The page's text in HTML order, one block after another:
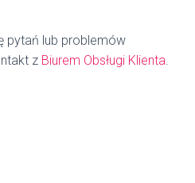
pytań lub problemów
z Biurem Obsługi Klienta.